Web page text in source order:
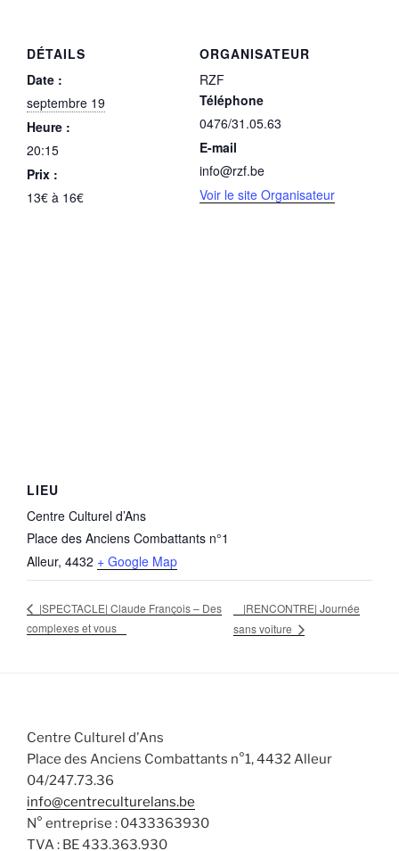
DÉTAILS
Date :
septembre 19
Heure :
20:15
Prix :
13€ à 16€
ORGANISATEUR
RZF
Téléphone
0476/31.05.63
E-mail
info@rzf.be
Voir le site Organisateur
LIEU
Centre Culturel d’Ans
Place des Anciens Combattants n°1
Alleur, 4432 + Google Map
|SPECTACLE| Claude François – Des
complexes et vous
|RENCONTRE| Journée
sans voiture
Centre Culturel d'Ans
Place des Anciens Combattants n°1, 4432 Alleur
04/247.73.36
info@centreculturelans.be
N° entreprise : 0433363930
TVA : BE 433.363.930